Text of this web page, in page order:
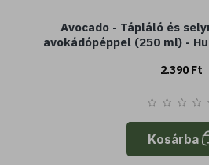
Avocado - Tápláló és
avokádópéppel (250 ml) -
2.390 Ft
Kosárba